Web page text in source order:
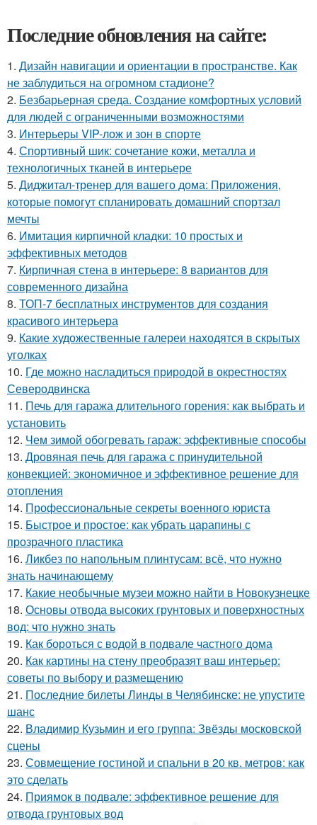
Последние обновления на сайте:
1. Дизайн навигации и ориентации в пространстве. Как
не заблудиться на огромном стадионе?
2. Безбарьерная среда. Создание комфортных условий
для людей с ограниченными возможностями
3. Интерьеры VIP-лож и зон в спорте
4. Спортивный шик: сочетание кожи, металла и
технологичных тканей в интерьере
5. Диджитал-тренер для вашего дома: Приложения,
которые помогут спланировать домашний спортзал
мечты
6. Имитация кирпичной кладки: 10 простых и
эффективных методов
7. Кирпичная стена в интерьере: 8 вариантов для
современного дизайна
8. ТОП-7 бесплатных инструментов для создания
красивого интерьера
9. Какие художественные галереи находятся в скрытых
уголках
10. Где можно насладиться природой в окрестностях
Северодвинска
11. Печь для гаража длительного горения: как выбрать и
установить
12. Чем зимой обогревать гараж: эффективные способы
13. Дровяная печь для гаража с принудительной
конвекцией: экономичное и эффективное решение для
отопления
14. Профессиональные секреты военного юриста
15. Быстрое и простое: как убрать царапины с
прозрачного пластика
16. Ликбез по напольным плинтусам: всё, что нужно
знать начинающему
17. Какие необычные музеи можно найти в Новокузнецке
18. Основы отвода высоких грунтовых и поверхностных
вод: что нужно знать
19. Как бороться с водой в подвале частного дома
20. Как картины на стену преобразят ваш интерьер:
советы по выбору и размещению
21. Последние билеты Линды в Челябинске: не упустите
шанс
22. Владимир Кузьмин и его группа: Звёзды московской
сцены
23. Совмещение гостиной и спальни в 20 кв. метров: как
это сделать
24. Приямок в подвале: эффективное решение для
отвода грунтовых вод